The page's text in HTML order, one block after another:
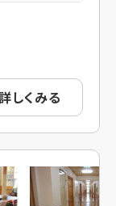
しくみる